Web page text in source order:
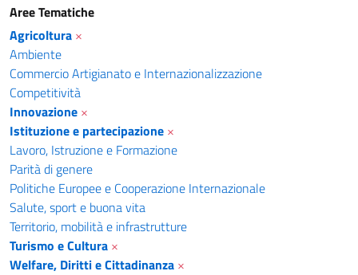
Catalogo bandi - Servizi Digitali Regione
Aree Tematiche
Agricoltura ×
Ambiente
Commercio Artigianato e Internazionalizzazione
Competitività
Innovazione ×
Istituzione e partecipazione ×
Lavoro, Istruzione e Formazione
Parità di genere
Politiche Europee e Cooperazione Internazionale
Salute, sport e buona vita
Territorio, mobilità e infrastrutture
Turismo e Cultura ×
Welfare, Diritti e Cittadinanza ×